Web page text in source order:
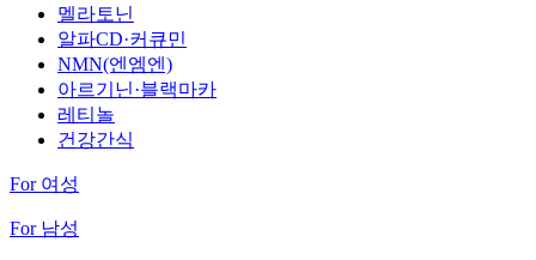
멜라토닌
알파CD·커큐민
NMN(엔엠엔)
아르기닌·블랙마카
레티놀
건강간식
For 여성
For 남성